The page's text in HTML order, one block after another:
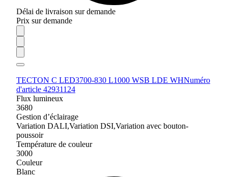
Délai de livraison sur demande
Prix sur demande
TECTON C LED3700-830 L1000 WSB LDE WHNuméro
d'article 42931124
Flux lumineux
3680
Gestion d’éclairage
Variation DALI,Variation DSI,Variation avec bouton-
poussoir
Température de couleur
3000
Couleur
Blanc